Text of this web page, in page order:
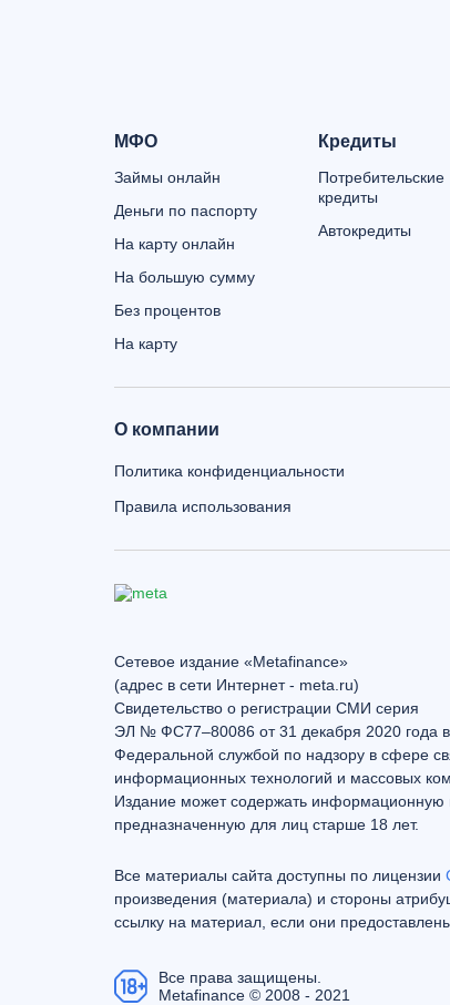
МФО
Займы онлайн
Деньги по паспорту
На карту онлайн
На большую сумму
Без процентов
На карту
Кредиты
Потребительские
кредиты
Автокредиты
О компании
Политика конфиденциальности
Правила использования
Сетевое издание «Metafinance»
(адрес в сети Интернет - meta.ru)
Свидетельство о регистрации СМИ серия
ЭЛ № ФС77–80086 от 31 декабря 2020 года
Федеральной службой по надзору в сфере
информационных технологий и массовых
Издание может содержать информационную
предназначенную для лиц старше 18 лет.
Все материалы сайта доступны по лицензии
произведения (материала) и стороны
ссылку на материал, если они
Все права защищены.
Metafinance © 2008 - 2021